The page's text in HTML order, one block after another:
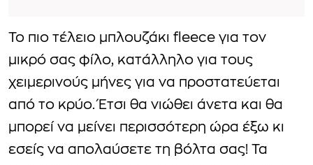
Το πιο τέλειο μπλουζάκι fleece για τον
μικρό σας φίλο, κατάλληλο για τους
χειμερινούς μήνες για να προστατεύεται
από το κρύο. Έτσι θα νιώθει άνετα και θα
μπορεί να μείνει περισσότερη ώρα έξω κι
εσείς να απολαύσετε τη βόλτα σας! Τα